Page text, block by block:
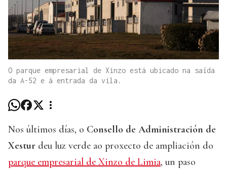
O parque empresarial de Xinzo está ubicado na saída
da A-52 e á entrada da vila.
Nos últimos días, o Consello de Administración de
Xestur deu luz verde ao proxecto de ampliación do
parque empresarial de Xinzo de Limia, un paso